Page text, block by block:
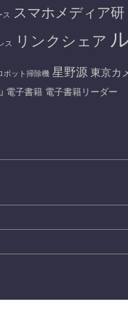
ス スマホメディア研
ス リンクシェア
ボット掃除機 星野源 東京カ
電子書籍 電子書籍リーダー